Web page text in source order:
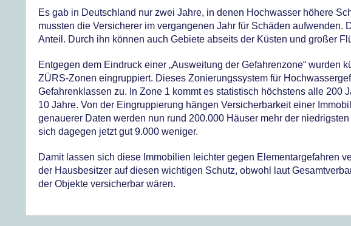
Es gab in Deutschland nur zwei Jahre, in denen Hochwasser höhere
mussten die Versicherer im vergangenen Jahr für Schäden aufwenden.
Anteil. Durch ihn können auch Gebiete abseits der Küsten und großer
Entgegen dem Eindruck einer „Ausweitung der Gefahrenzone“ wurden
ZÜRS-Zonen eingruppiert. Dieses Zonierungssystem für
Gefahrenklassen zu. In Zone 1 kommt es statistisch höchstens alle 200
10 Jahre. Von der Eingruppierung hängen Versicherbarkeit einer
genauerer Daten werden nun rund 200.000 Häuser mehr der
sich dagegen jetzt gut 9.000 weniger.
Damit lassen sich diese Immobilien leichter gegen Elementargefahren
der Hausbesitzer auf diesen wichtigen Schutz, obwohl laut
der Objekte versicherbar wären.